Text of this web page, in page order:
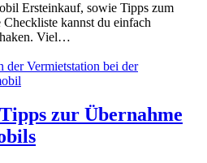
Ersteinkauf, sowie Tipps zum
kannst du einfach
Viel…
zur Übernahme